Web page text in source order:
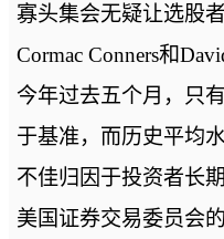
寡头集会无疑让选股
Cormac Conners和
今年过去五个月，只
于基准，而历史平均
不佳归因于投资者长
美国证券交易委员会